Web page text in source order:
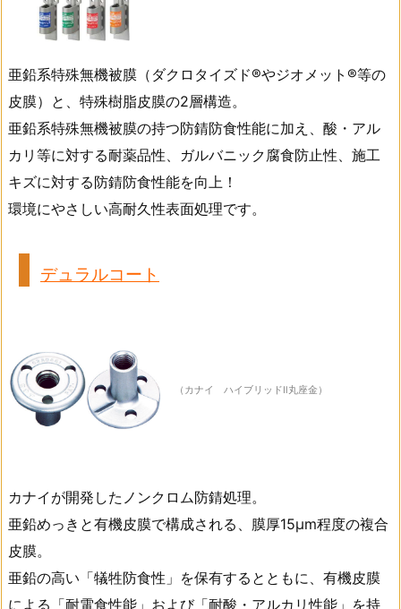
亜鉛系特殊無機被膜（ダクロタイズド®やジオメット®等の
皮膜）と、特殊樹脂皮膜の2層構造。
亜鉛系特殊無機被膜の持つ防錆防食性能に加え、酸・アル
カリ等に対する耐薬品性、ガルバニック腐食防止性、施工
キズに対する防錆防食性能を向上！
環境にやさしい高耐久性表面処理です。
デュラルコート
（カナイ ハイブリッドⅡ丸座金）
カナイが開発したノンクロム防錆処理。
亜鉛めっきと有機皮膜で構成される、膜厚15μm程度の複合
皮膜。
亜鉛の高い「犠牲防食性」を保有するとともに、有機皮膜
による「耐電食性能」および「耐酸・アルカリ性能」を持